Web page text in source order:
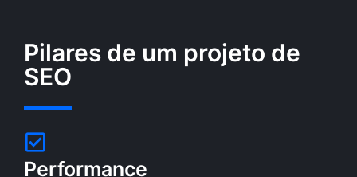
Pilares de um projeto de
SEO
Performance